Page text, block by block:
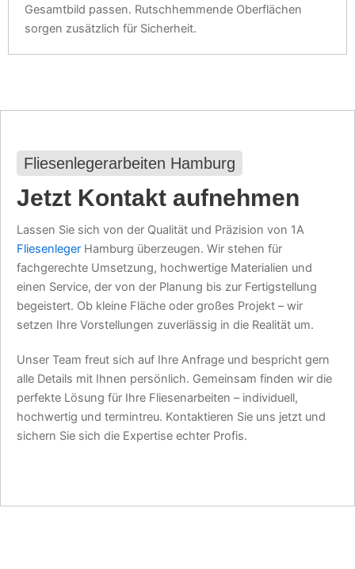
Gesamtbild passen. Rutschhemmende Oberflächen
sorgen zusätzlich für Sicherheit.
Fliesenlegerarbeiten Hamburg
Jetzt Kontakt aufnehmen
Lassen Sie sich von der Qualität und Präzision von 1A
Fliesenleger Hamburg überzeugen. Wir stehen für
fachgerechte Umsetzung, hochwertige Materialien und
einen Service, der von der Planung bis zur Fertigstellung
begeistert. Ob kleine Fläche oder großes Projekt – wir
setzen Ihre Vorstellungen zuverlässig in die Realität um.
Unser Team freut sich auf Ihre Anfrage und bespricht gern
alle Details mit Ihnen persönlich. Gemeinsam finden wir die
perfekte Lösung für Ihre Fliesenarbeiten – individuell,
hochwertig und termintreu. Kontaktieren Sie uns jetzt und
sichern Sie sich die Expertise echter Profis.